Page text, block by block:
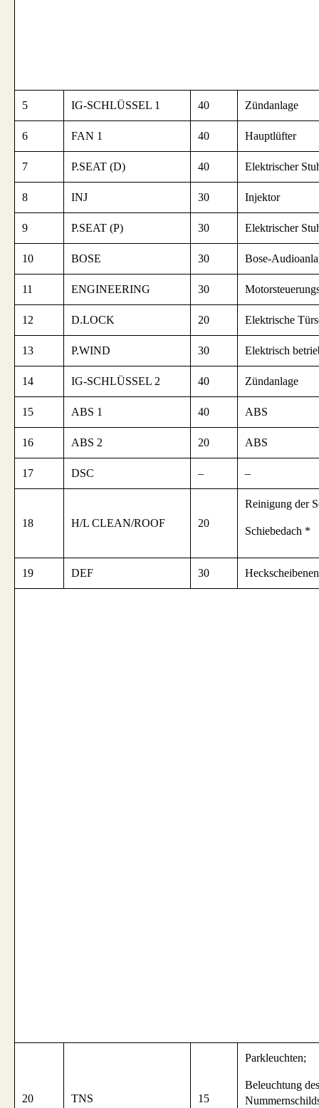
5 IG-SCHLÜSSEL 1 40 Zündanlage
6 FAN 1 40 Hauptlüfter
7 P.SEAT (D) 40 Elektrischer
8 INJ 30 Injektor
9 P.SEAT (P) 30 Elektrischer
10 BOSE 30 Bose-
11 ENGINEERING 30
12 D.LOCK 20 Elektrische
13 P.WIND 30 Elektrisch
14 IG-SCHLÜSSEL 2 40 Zündanlage
15 ABS 1 40 ABS
16 ABS 2 20 ABS
17 DSC – –
18 H/L CLEAN/ROOF 20
Reinigung der
Schiebedach *
19 DEF 30
20 TNS 15
Parkleuchten;
Beleuchtung des